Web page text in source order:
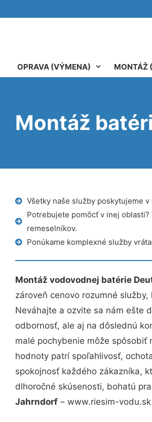
OPRAVA (VÝMENA) MONTÁŽ
Montáž
Všetky naše služby poskytujeme v
Potrebujete pomôcť v inej
remeselníkov.
Ponúkame komplexné služby
Montáž vodovodnej batérie
zároveň cenovo rozumné
Neváhajte a ozvite sa nám ešte
odbornosť, ale aj na dôslednú
malé pochybenie môže spôsobiť
hodnoty patrí spoľahlivosť,
spokojnosť každého zákazníka,
dlhoročné skúsenosti, bohatú
Jahrndorf – www.riesim-